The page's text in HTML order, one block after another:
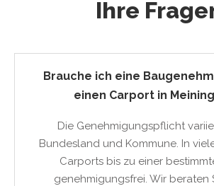
Ihre
Brauche ich eine
einen Carport in
Die Genehmigungspflicht
Bundesland und Kommune. In
Carports bis zu einer
genehmigungsfrei. Wir beraten